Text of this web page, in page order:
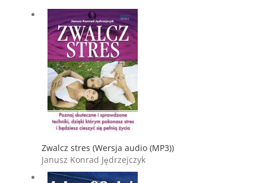
Zwalcz stres (Wersja audio (MP3))
Janusz Konrad Jędrzejczyk